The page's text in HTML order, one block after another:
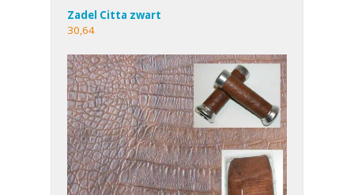
Zadel Citta zwart
30,64